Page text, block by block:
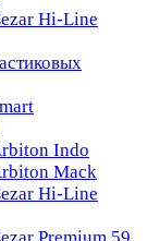
Hi-Line
Indo
Mack
Hi-Line